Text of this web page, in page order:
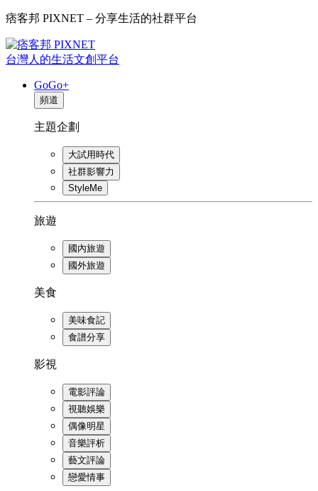
痞客邦 PIXNET – 分享生活的社群平台
台灣人的生活文創平台
GoGo+
頻道
主題企劃
大試用時代
社群影響力
StyleMe
旅遊
國內旅遊
國外旅遊
美食
美味食記
食譜分享
影視
電影評論
視聽娛樂
偶像明星
音樂評析
藝文評論
戀愛情事